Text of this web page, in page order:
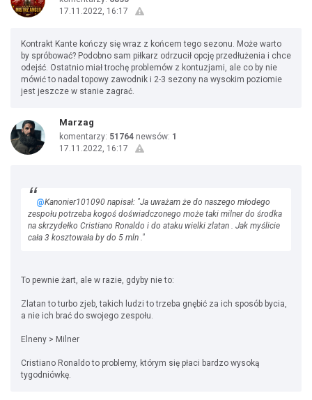
17.11.2022, 16:17
Kontrakt Kante kończy się wraz z końcem tego sezonu. Może warto
by spróbować? Podobno sam piłkarz odrzucił opcję przedłużenia i chce
odejść. Ostatnio miał trochę problemów z kontuzjami, ale co by nie
mówić to nadal topowy zawodnik i 2-3 sezony na wysokim poziomie
jest jeszcze w stanie zagrać.
Marzag
komentarzy: 51764 newsów: 1
17.11.2022, 16:17
@Kanonier101090 napisał: "Ja uważam że do naszego młodego
zespołu potrzeba kogoś doświadczonego może taki milner do środka
na skrzydełko Cristiano Ronaldo i do ataku wielki zlatan . Jak myślicie
cała 3 kosztowała by do 5 mln ."
To pewnie żart, ale w razie, gdyby nie to:
Zlatan to turbo zjeb, takich ludzi to trzeba gnębić za ich sposób bycia,
a nie ich brać do swojego zespołu.
Elneny > Milner
Cristiano Ronaldo to problemy, którym się płaci bardzo wysoką
tygodniówkę.